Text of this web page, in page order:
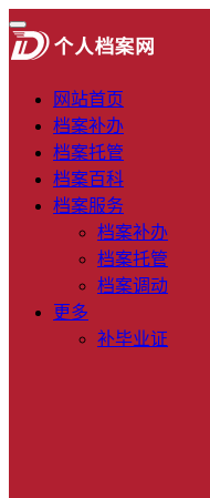
网站首页
档案补办
档案托管
档案百科
档案服务
档案补办
档案托管
档案调动
更多
补毕业证